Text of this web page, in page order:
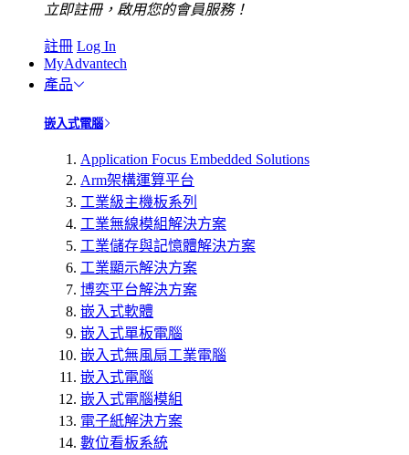
立即註冊，啟用您的會員服務！
註冊 Log In
MyAdvantech
產品
嵌入式電腦
Application Focus Embedded Solutions
Arm架構運算平台
工業級主機板系列
工業無線模組解決方案
工業儲存與記憶體解決方案
工業顯示解決方案
博奕平台解決方案
嵌入式軟體
嵌入式單板電腦
嵌入式無風扇工業電腦
嵌入式電腦
嵌入式電腦模組
電子紙解決方案
數位看板系統